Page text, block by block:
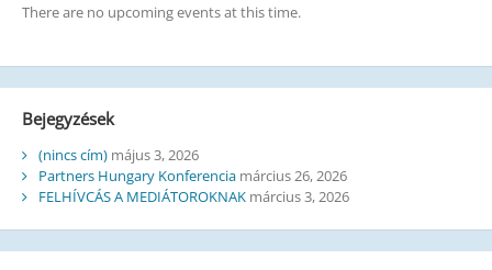
There are no upcoming events at this time.
Bejegyzések
(nincs cím) május 3, 2026
Partners Hungary Konferencia március 26, 2026
FELHÍVCÁS A MEDIÁTOROKNAK március 3, 2026